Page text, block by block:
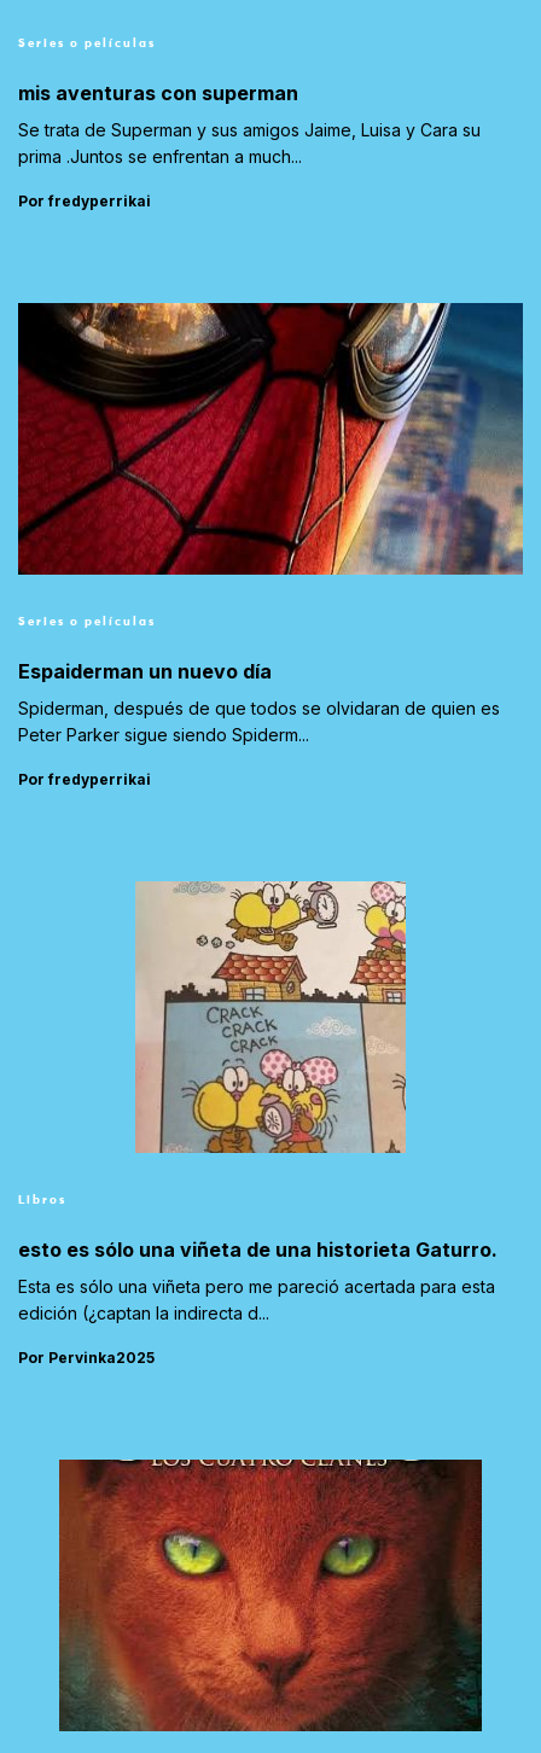
Series o películas
mis aventuras con superman
Se trata de Superman y sus amigos Jaime, Luisa y Cara su
prima .Juntos se enfrentan a much...
Por fredyperrikai
Series o películas
Espaiderman un nuevo día
Spiderman, después de que todos se olvidaran de quien es
Peter Parker sigue siendo Spiderm...
Por fredyperrikai
Libros
esto es sólo una viñeta de una historieta Gaturro.
Esta es sólo una viñeta pero me pareció acertada para esta
edición (¿captan la indirecta d...
Por Pervinka2025